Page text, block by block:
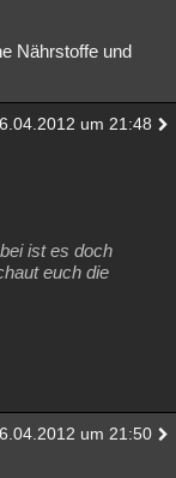
Nährstoffe und
um 21:48
ist es doch
euch die
um 21:50